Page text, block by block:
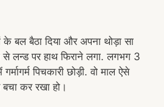
बल बैठा दिया और अपना थोड़ा सा
लन्ड पर हाथ फिराने लगा. लगभग 3
पिचकारी छोड़ी. वो माल ऐसे
कर रखा हो।